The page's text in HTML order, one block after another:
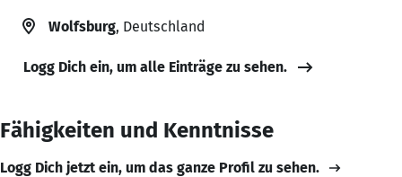
Wolfsburg, Deutschland
Logg Dich ein, um alle Einträge zu sehen.
Fähigkeiten und Kenntnisse
Logg Dich jetzt ein, um das ganze Profil zu sehen.